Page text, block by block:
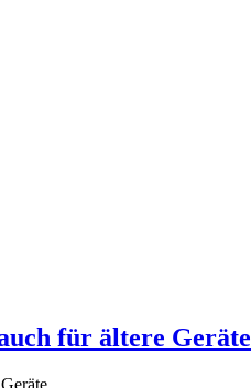
für ältere Geräte